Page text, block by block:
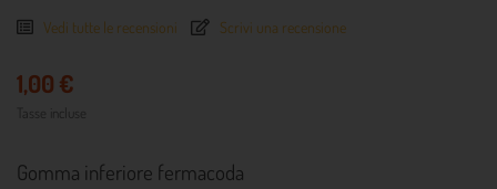
Vedi tutte le recensioni Scrivi una recensione
1,00 €
Tasse incluse
Gomma inferiore fermacoda